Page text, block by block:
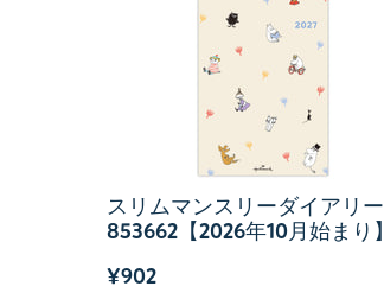
スリムマンスリーダイアリー
853662【2026年10月始まり】
¥902